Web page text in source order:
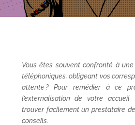
Vous êtes souvent confronté à une
téléphoniques, obligeant vos
attente ? Pour remédier à ce
l’externalisation de votre accueil
trouver facilement un prestataire
conseils.